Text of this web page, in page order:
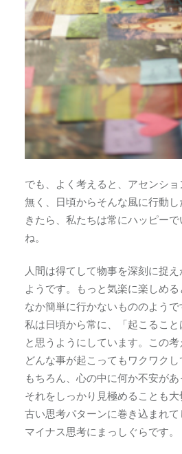
でも、よく考えると、アセンシ
無く、日頃からそんな風に行動
きたら、私たちは常にハッピー
ね。
人間は得てして物事を深刻に捉
ようです。もっと気楽に楽しめ
なか簡単に行かないもののようで
私は日頃から常に、「起こること
と思うようにしています。この考
どんな事が起こってもワクワクし
もちろん、心の中に何か不安があ
それをしっかり見極めることも大
古い思考パターンに巻き込まれ
マイナス思考にまっしぐらです。